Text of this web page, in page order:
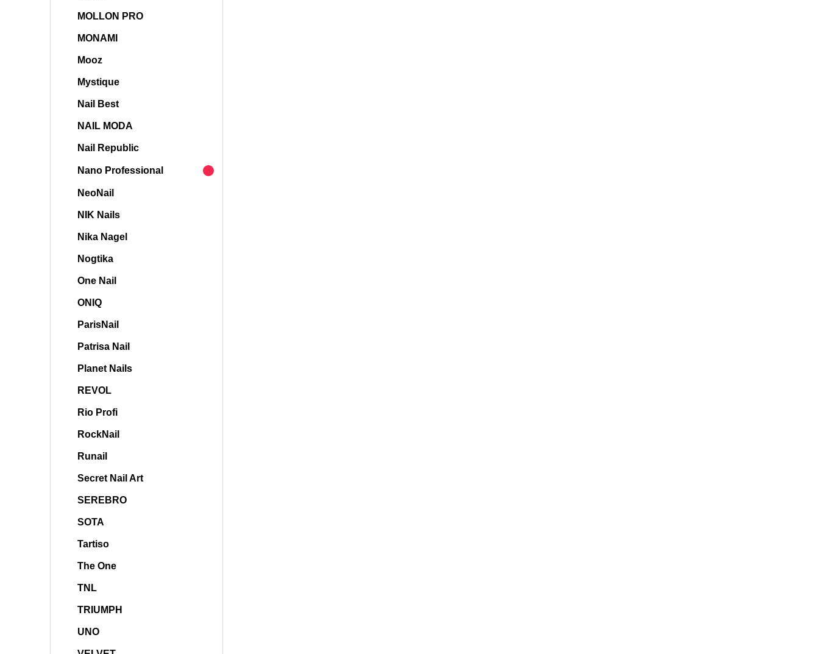
MOLLON PRO
MONAMI
Mooz
Mystique
Nail Best
NAIL MODA
Nail Republic
Nano Professional
NeoNail
NIK Nails
Nika Nagel
Nogtika
One Nail
ONIQ
ParisNail
Patrisa Nail
Planet Nails
REVOL
Rio Profi
RockNail
Runail
Secret Nail Art
SEREBRO
SOTA
Tartiso
The One
TNL
TRIUMPH
UNO